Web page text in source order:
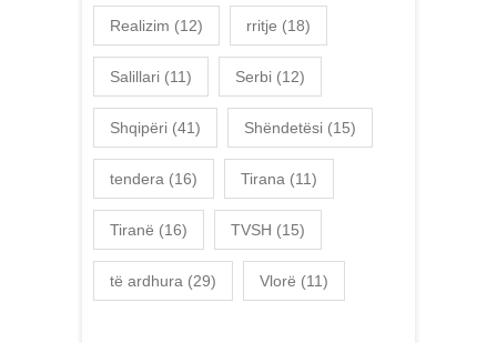
Realizim (12) rritje (18)
Salillari (11) Serbi (12)
Shqipëri (41) Shëndetësi (15)
tendera (16) Tirana (11)
Tiranë (16) TVSH (15)
të ardhura (29) Vlorë (11)